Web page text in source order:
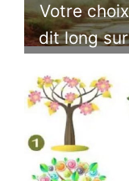
Votre
dit long